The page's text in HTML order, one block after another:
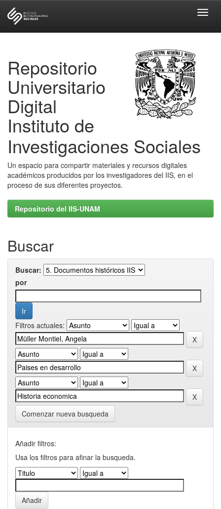
Repositorio
Universitario
Digital
Instituto de
Investigaciones Sociales
Un espacio para compartir materiales y recursos digitales
académicos producidos por los investigadores del IIS, en el
proceso de sus diferentes proyectos.
Repositorio del IIS-UNAM
Buscar
Buscar:
por
Filtros actuales:
Comenzar nueva busqueda
Añadir filtros:
Usa los filtros para afinar la busqueda.